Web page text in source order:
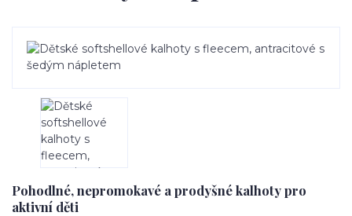
Pohodlné, nepromokavé a prodyšné kalhoty pro
aktivní děti